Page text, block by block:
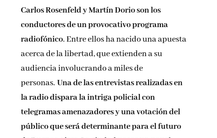
Carlos Rosenfeld y Martín Dorio son los
conductores de un provocativo programa
radiofónico. Entre ellos ha nacido una apuesta
acerca de la libertad, que extienden a su
audiencia involucrando a miles de
personas.Una de las entrevistas realizadas en
la radio dispara la intriga policial con
telegramas amenazadores y una votación del
público que será determinante para el futuro